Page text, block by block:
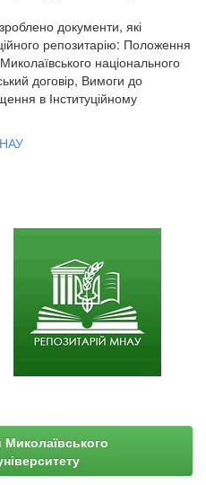
документи, які
репозитарію: Положення
національного
договір, Вимоги до
в Інституційному
Миколаївського